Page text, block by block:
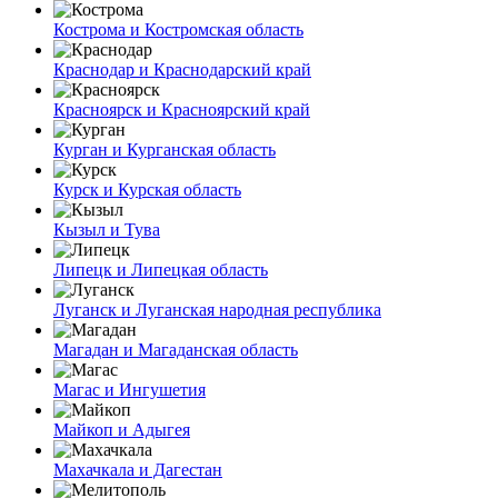
Кострома и Костромская область
Краснодар и Краснодарский край
Красноярск и Красноярский край
Курган и Курганская область
Курск и Курская область
Кызыл и Тува
Липецк и Липецкая область
Луганск и Луганская народная республика
Магадан и Магаданская область
Магас и Ингушетия
Майкоп и Адыгея
Махачкала и Дагестан